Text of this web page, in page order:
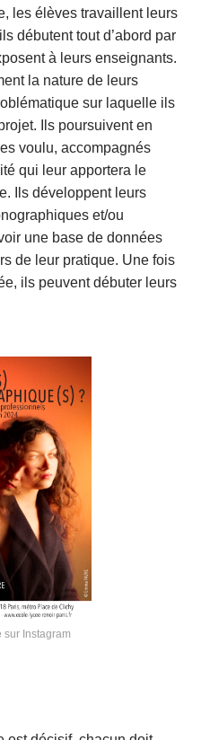
les élèves travaillent leurs
débutent tout d’abord par
à leurs enseignants.
la nature de leurs
sur laquelle ils
Ils poursuivent en
voulu, accompagnés
qui leur apportera le
Ils développent leurs
et/ou
une base de données
de leur pratique. Une fois
ils peuvent débuter leurs
sur Instagram